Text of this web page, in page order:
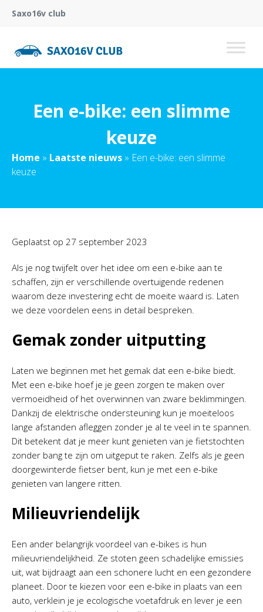
Saxo16v club
Een e-bike: een slimme
keuze
Home » Laatste nieuws » Een e-bike: een slimme
keuze
Geplaatst op 27 september 2023
Als je nog twijfelt over het idee om een e-bike aan te
schaffen, zijn er verschillende overtuigende redenen
waarom deze investering echt de moeite waard is. Laten
we deze voordelen eens in detail bespreken.
Gemak zonder uitputting
Laten we beginnen met het gemak dat een e-bike biedt.
Met een e-bike hoef je je geen zorgen te maken over
vermoeidheid of het overwinnen van zware beklimmingen.
Dankzij de elektrische ondersteuning kun je moeiteloos
lange afstanden afleggen zonder je al te veel in te spannen.
Dit betekent dat je meer kunt genieten van je fietstochten
zonder bang te zijn om uitgeput te raken. Zelfs als je geen
doorgewinterde fietser bent, kun je met een e-bike
genieten van langere ritten.
Milieuvriendelijk
Een ander belangrijk voordeel van e-bikes is hun
milieuvriendelijkheid. Ze stoten geen schadelijke emissies
uit, wat bijdraagt aan een schonere lucht en een gezondere
planeet. Door te kiezen voor een e-bike in plaats van een
auto, verklein je je ecologische voetafdruk en lever je een